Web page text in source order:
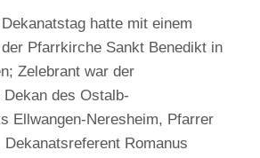
hatte mit einem
Pfarrkirche Sankt Benedikt in
Zelebrant war der
des Ostalb-
Ellwangen-Neresheim, Pfarrer
Romanus